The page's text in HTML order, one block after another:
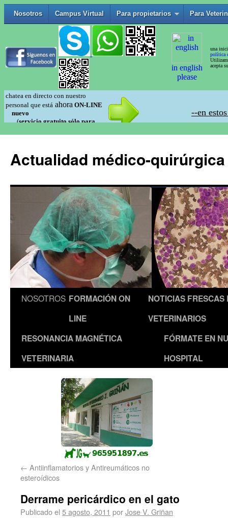
Actualidad médico-
NOSOTROS FORMACIÓN ON
LINE
NOTICIAS FRESCAS
VETERINARIOS
RESONANCIA MAGNÉTICA
VETERINARIA
FÓRMATE EN
HOSPITAL
← Antiinflamatorios y Antireumáticos no
esteroídicos
Derrame pericárdico en el gato
Publicado el 5 agosto, 2011 porJose V. Griñan